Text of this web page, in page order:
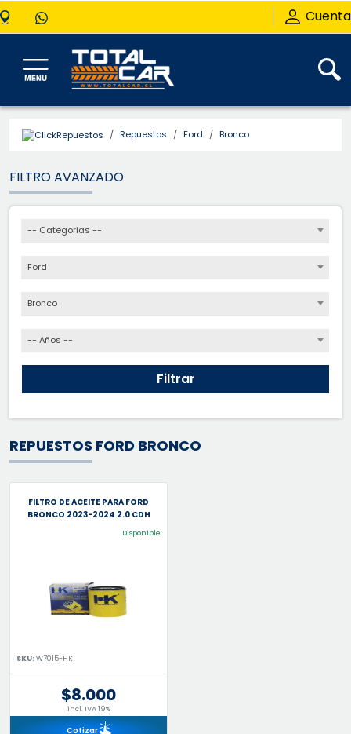
Cuenta
Repuestos Ford Bronco
FILTRO AVANZADO
-- Categorias --
Ford
Bronco
-- Años --
Filtrar
REPUESTOS FORD BRONCO
FILTRO DE ACEITE PARA FORD
BRONCO 2023-2024 2.0 CDH
Disponible
SKU:W7015-HK
$8.000
incl. IVA 19%
Cotizar